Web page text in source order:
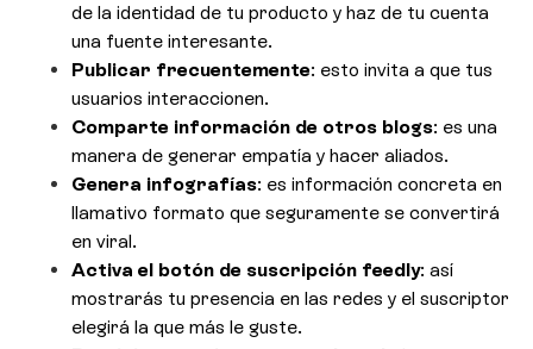
de la identidad de tu producto y haz de tu cuenta
una fuente interesante.
Publicar frecuentemente: esto invita a que tus
usuarios interaccionen.
Comparte información de otros blogs: es una
manera de generar empatía y hacer aliados.
Genera infografías: es información concreta en
llamativo formato que seguramente se convertirá
en viral.
Activa el botón de suscripción feedly: así
mostrarás tu presencia en las redes y el suscriptor
elegirá la que más le guste.